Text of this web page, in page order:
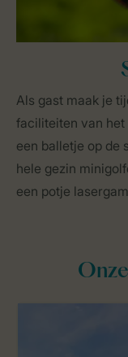
Als gast maak je
faciliteiten van het
een balletje op de
hele gezin
een potje